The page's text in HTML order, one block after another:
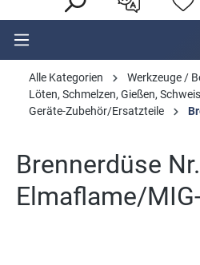
Alle Kategorien
Werkzeuge /
Löten, Schmelzen, Gießen,
Geräte-Zubehör/Ersatzteile
Brennerdüse
Elmaflame/